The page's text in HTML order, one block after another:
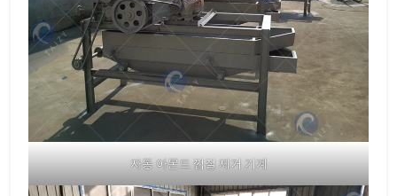
자동 아몬드 껍질 제거 기계